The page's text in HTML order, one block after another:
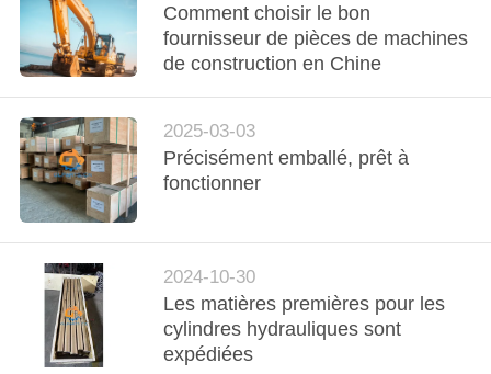
VIDÉOS
À
PROPOS
DE
NOUS
VISITE
L'USINE
Comment choisir le bon
fournisseur de pièces de machines
de construction en Chine
2025-03-03
Précisément emballé, prêt à
fonctionner
2024-10-30
Les matières premières pour les
cylindres hydrauliques sont
expédiées